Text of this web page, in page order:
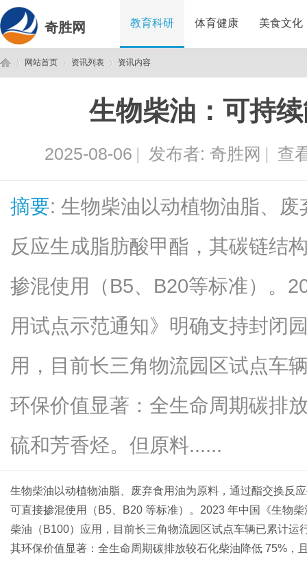
奇胜网 教育科研 体育健康 美食文化
网站首页 资讯列表
›
资讯内容
生物柴油：可持
2025-08-06 | 发布者: 奇胜网 | 查
摘要: 生物柴油以动植物油脂、
反应生成脂肪酸甲酯，其碳链结
掺混使用（B5、B20等标准）。
用试点示范通知》明确支持封闭
用，目前长三角物流园区试点车
环保价值显著：全生命周期碳排
硫和芳香烃。但原料......
生物柴油以动植物油脂、废弃食用油为原料，通过酯交换反
可直接掺混使用（B5、B20 等标准）。2023 年中国《生物
柴油（B100）应用，目前长三角物流园区试点车辆已累计运
其环保价值显著：全生命周期碳排放较石化柴油降低 75%，